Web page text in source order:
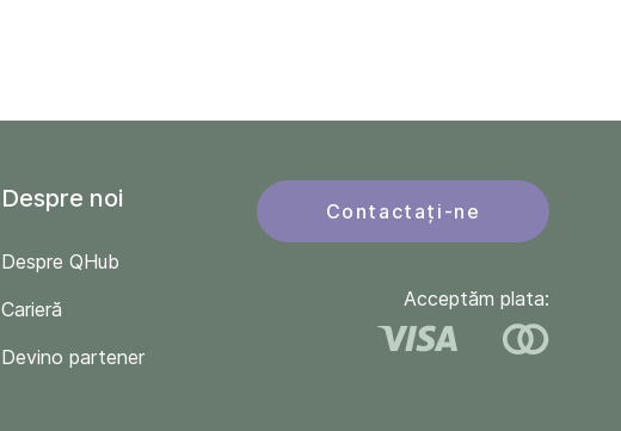
Despre noi
Despre QHub
Carieră
Devino partener
Contactați-ne
Acceptăm plata: